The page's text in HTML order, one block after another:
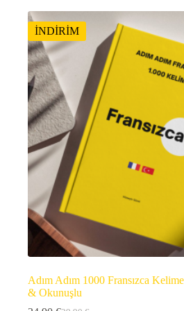
İNDİRİM
Adım Adım 1000 Fransızca
& Okunuşlu